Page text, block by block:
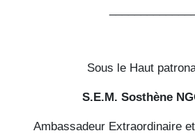
Sous le Haut
S.E.M. Sosthène
Ambassadeur Extraordinaire